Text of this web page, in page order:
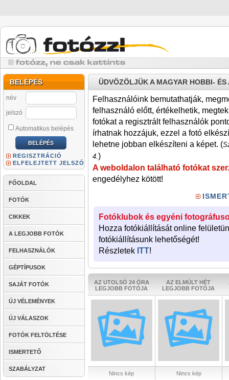
BELÉPÉS
név
jelszó
Automatikus belépés
REGISZTRÁCIÓ
ELFELEJTETT JELSZÓ
FŐOLDAL
FOTÓK
CIKKEK
A LEGJOBB FOTÓK
FELHASZNÁLÓK
GÉPTÍPUSOK
SAJÁT FOTÓK
ÚJ VÉLEMÉNYEK
ÚJ VÁLASZOK
FOTÓK FELTÖLTÉSE
ISMERTETŐ
SZABÁLYZAT
ÜDVÖZÖLJÜK A MAGYAR HOBBI-
Felhasználóink bemutathatják,
felhasználó előtt, értékelhetik,
fotókat a regisztrált felhasználók
írhatnak hozzájuk, ezzel a fotó
lehetne jobban elkészíteni a képet. (
4.)
A weboldalon található fotókat
engedélyhez kötött!
Fotóklubok és egyéni
Hozza fotókiállítását online
fotókiállításunk lehetőségét!
Részletek ITT!
AZ UTOLSÓ 24 ÓRA
LEGJOBB FOTÓJA
AZ ELMÚLT HÉT
LEGJOBB FOTÓJA
Nincs kép Nincs kép